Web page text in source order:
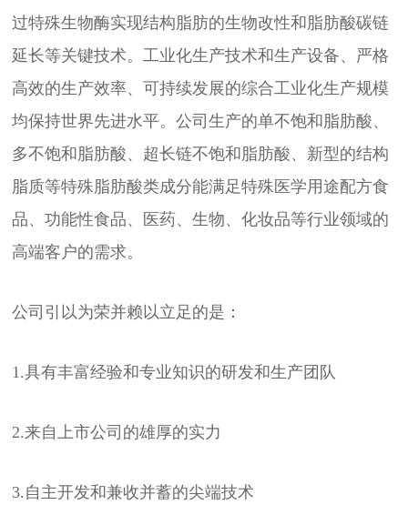
过特殊生物酶实现结构脂肪的生物改性和脂肪酸碳链
延长等关键技术。工业化生产技术和生产设备、严格
高效的生产效率、可持续发展的综合工业化生产规模
均保持世界先进水平。公司生产的单不饱和脂肪酸、
多不饱和脂肪酸、超长链不饱和脂肪酸、新型的结构
脂质等特殊脂肪酸类成分能满足特殊医学用途配方食
品、功能性食品、医药、生物、化妆品等行业领域的
高端客户的需求。
公司引以为荣并赖以立足的是：
1.具有丰富经验和专业知识的研发和生产团队
2.来自上市公司的雄厚的实力
3.自主开发和兼收并蓄的尖端技术